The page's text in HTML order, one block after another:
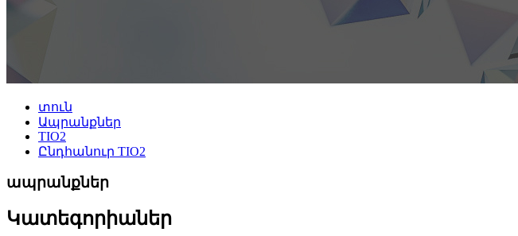
տուն
Ապրանքներ
TIO2
Ընդհանուր TIO2
ապրանքներ
Կատեգորիաներ